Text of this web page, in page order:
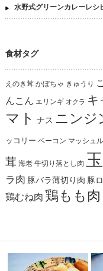
水野式グリーンカレーレシ
食材タグ
えのき茸 かぼちゃ きゅうり
んこん エリンギ オクラ キ
マト
ナス ニンジ
ッコリー ベーコン マッシュ
茸 海老 牛切り落とし肉
ラ肉 豚バラ薄切り肉 豚
鶏むね肉 鶏もも肉